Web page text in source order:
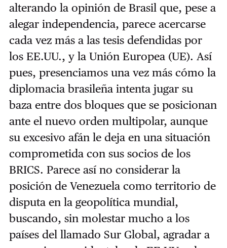
alterando la opinión de Brasil que, pese a
alegar independencia, parece acercarse
cada vez más a las tesis defendidas por
los EE.UU., y la Unión Europea (UE). Así
pues, presenciamos una vez más cómo la
diplomacia brasileña intenta jugar su
baza entre dos bloques que se posicionan
ante el nuevo orden multipolar, aunque
su excesivo afán le deja en una situación
comprometida con sus socios de los
BRICS. Parece así no considerar la
posición de Venezuela como territorio de
disputa en la geopolítica mundial,
buscando, sin molestar mucho a los
países del llamado Sur Global, agradar a